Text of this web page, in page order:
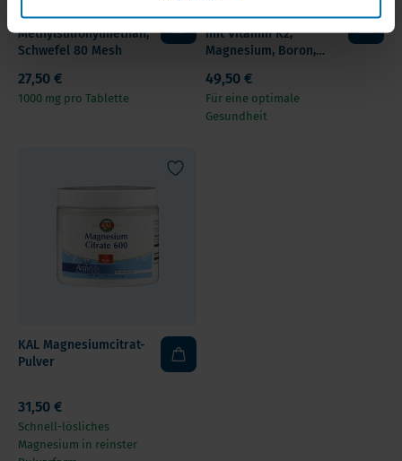
WLS MSM 1000 mg,
Methylsulfonylmethan,
Schwefel 80 Mesh
27,50 €
1000 mg pro Tablette
Veridance Bio-D3 Plus
mit Vitamin K2,
Magnesium, Boron,
49,50 €
Für eine optimale
Gesundheit
KAL Magnesiumcitrat-
Pulver
31,50 €
Schnell-lösliches
Magnesium in reinster